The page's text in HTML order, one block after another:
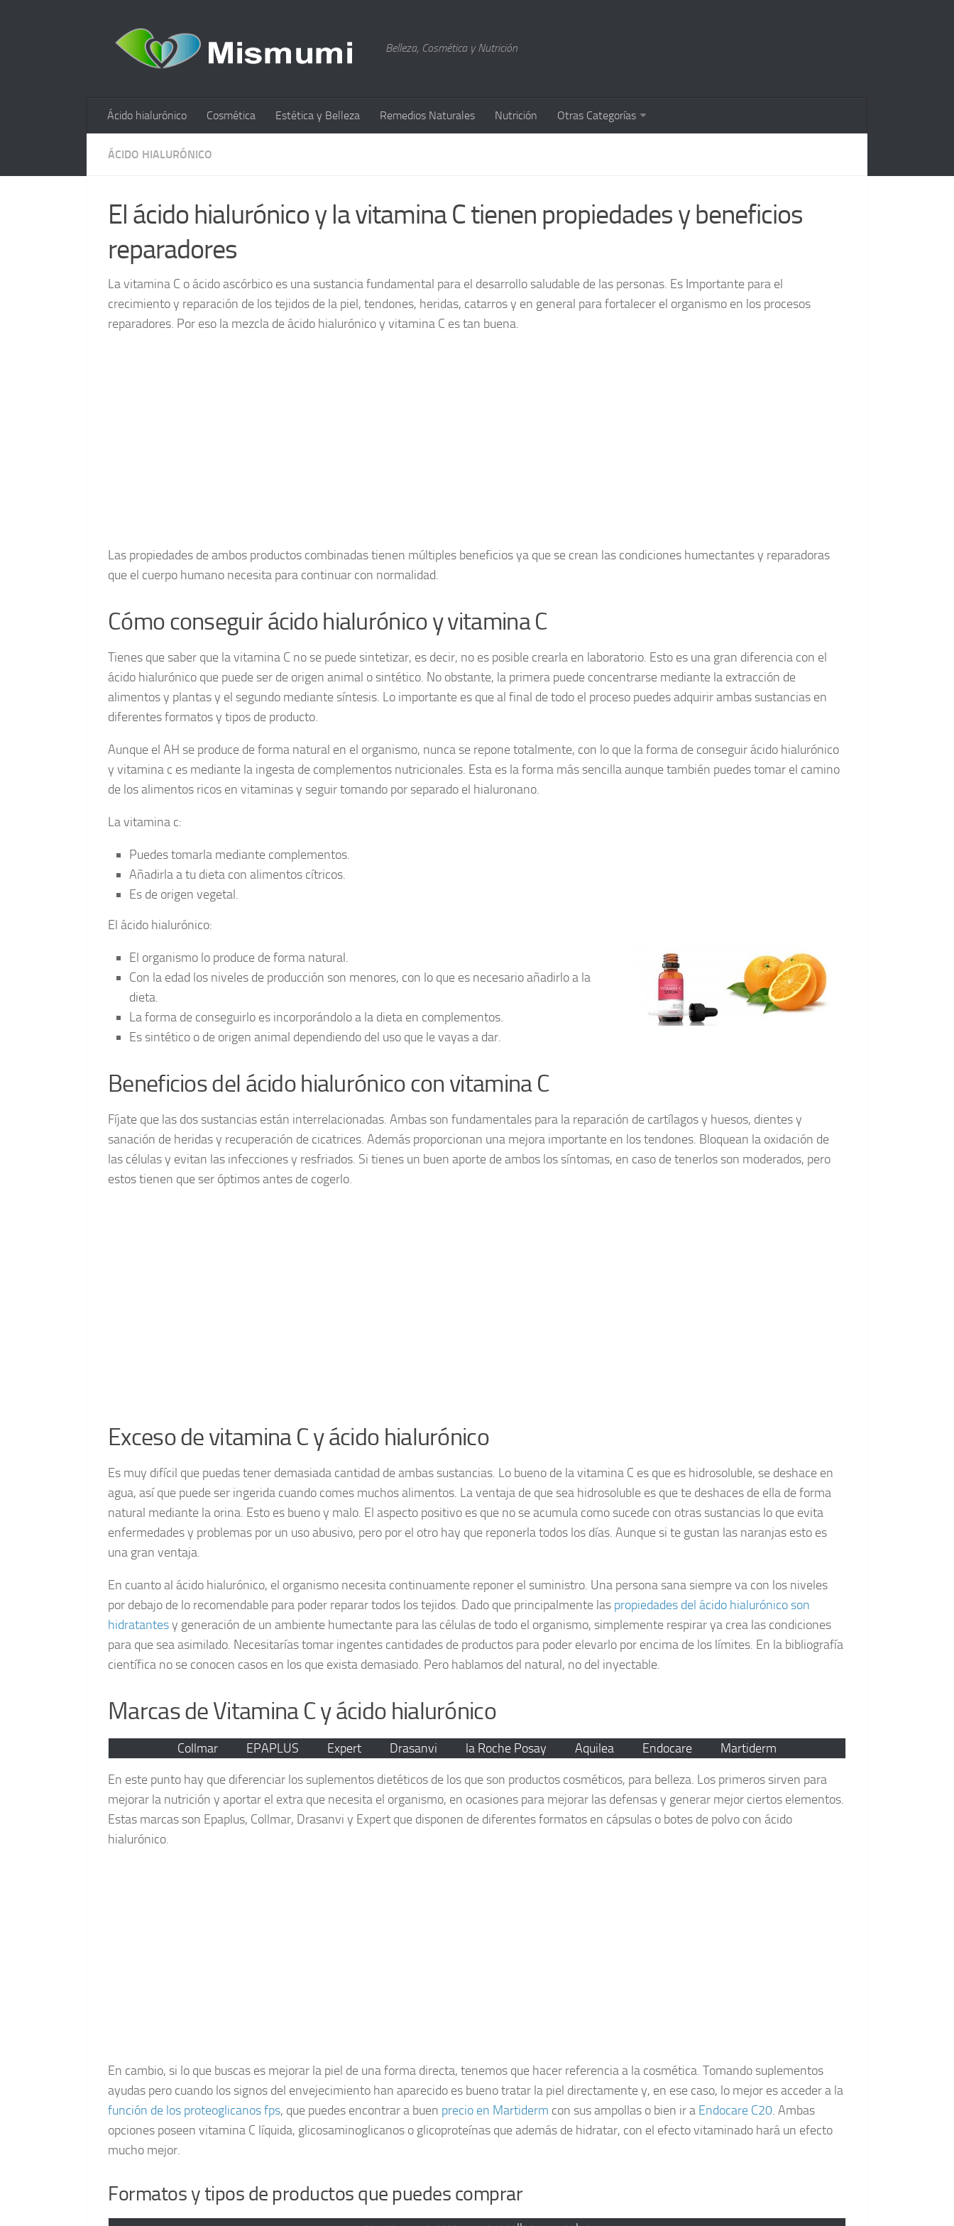
Belleza, Cosmética y Nutrición
Ácido hialurónico Cosmética Estética y Belleza Remedios Naturales Nutrición Otras Categorías
ÁCIDO HIALURÓNICO
El ácido hialurónico y la vitamina C tienen propiedades y beneficios
reparadores
La vitamina C o ácido ascórbico es una sustancia fundamental para el desarrollo saludable de las personas. Es Importante para el
crecimiento y reparación de los tejidos de la piel, tendones, heridas, catarros y en general para fortalecer el organismo en los procesos
reparadores. Por eso la mezcla de ácido hialurónico y vitamina C es tan buena.
Las propiedades de ambos productos combinadas tienen múltiples beneficios ya que se crean las condiciones humectantes y reparadoras
que el cuerpo humano necesita para continuar con normalidad.
Cómo conseguir ácido hialurónico y vitamina C
Tienes que saber que la vitamina C no se puede sintetizar, es decir, no es posible crearla en laboratorio. Esto es una gran diferencia con el
ácido hialurónico que puede ser de origen animal o sintético. No obstante, la primera puede concentrarse mediante la extracción de
alimentos y plantas y el segundo mediante síntesis. Lo importante es que al final de todo el proceso puedes adquirir ambas sustancias en
diferentes formatos y tipos de producto.
Aunque el AH se produce de forma natural en el organismo, nunca se repone totalmente, con lo que la forma de conseguir ácido hialurónico
y vitamina c es mediante la ingesta de complementos nutricionales. Esta es la forma más sencilla aunque también puedes tomar el camino
de los alimentos ricos en vitaminas y seguir tomando por separado el hialuronano.
La vitamina c:
Puedes tomarla mediante complementos.
Añadirla a tu dieta con alimentos cítricos.
Es de origen vegetal.
El ácido hialurónico:
El organismo lo produce de forma natural.
Con la edad los niveles de producción son menores, con lo que es necesario añadirlo a la
dieta.
La forma de conseguirlo es incorporándolo a la dieta en complementos.
Es sintético o de origen animal dependiendo del uso que le vayas a dar.
Beneficios del ácido hialurónico con vitamina C
Fíjate que las dos sustancias están interrelacionadas. Ambas son fundamentales para la reparación de cartílagos y huesos, dientes y
sanación de heridas y recuperación de cicatrices. Además proporcionan una mejora importante en los tendones. Bloquean la oxidación de
las células y evitan las infecciones y resfriados. Si tienes un buen aporte de ambos los síntomas, en caso de tenerlos son moderados, pero
estos tienen que ser óptimos antes de cogerlo.
Exceso de vitamina C y ácido hialurónico
Es muy difícil que puedas tener demasiada cantidad de ambas sustancias. Lo bueno de la vitamina C es que es hidrosoluble, se deshace en
agua, así que puede ser ingerida cuando comes muchos alimentos. La ventaja de que sea hidrosoluble es que te deshaces de ella de forma
natural mediante la orina. Esto es bueno y malo. El aspecto positivo es que no se acumula como sucede con otras sustancias lo que evita
enfermedades y problemas por un uso abusivo, pero por el otro hay que reponerla todos los días. Aunque si te gustan las naranjas esto es
una gran ventaja.
En cuanto al ácido hialurónico, el organismo necesita continuamente reponer el suministro. Una persona sana siempre va con los niveles
por debajo de lo recomendable para poder reparar todos los tejidos. Dado que principalmente las propiedades del ácido hialurónico son
hidratantesy generación de un ambiente humectante para las células de todo el organismo, simplemente respirar ya crea las condiciones
para que sea asimilado. Necesitarías tomar ingentes cantidades de productos para poder elevarlo por encima de los límites. En la bibliografía
científica no se conocen casos en los que exista demasiado. Pero hablamos del natural, no del inyectable.
Marcas de Vitamina C y ácido hialurónico
Collmar EPAPLUS Expert Drasanvi la Roche Posay Aquilea Endocare
Martiderm
En este punto hay que diferenciar los suplementos dietéticos de los que son productos cosméticos, para belleza. Los primeros sirven para
mejorar la nutrición y aportar el extra que necesita el organismo, en ocasiones para mejorar las defensas y generar mejor ciertos elementos.
Estas marcas son Epaplus, Collmar, Drasanvi y Expert que disponen de diferentes formatos en cápsulas o botes de polvo con ácido
hialurónico.
En cambio, si lo que buscas es mejorar la piel de una forma directa, tenemos que hacer referencia a la cosmética. Tomando suplementos
ayudas pero cuando los signos del envejecimiento han aparecido es bueno tratar la piel directamente y, en ese caso, lo mejor es acceder a la
función de los proteoglicanos fps, que puedes encontrar a buen precio en Martiderm con sus ampollas o bien ir a Endocare C20. Ambas
opciones poseen vitamina C líquida, glicosaminoglicanos o glicoproteínas que además de hidratar, con el efecto vitaminado hará un efecto
mucho mejor.
Formatos y tipos de productos que puedes comprar